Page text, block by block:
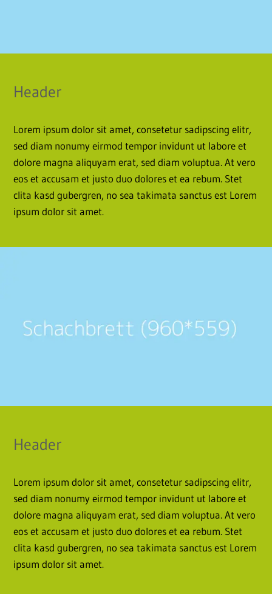
Header
Lorem ipsum dolor sit amet, consetetur sadipscing elitr,
sed diam nonumy eirmod tempor invidunt ut labore et
dolore magna aliquyam erat, sed diam voluptua. At vero
eos et accusam et justo duo dolores et ea rebum. Stet
clita kasd gubergren, no sea takimata sanctus est Lorem
ipsum dolor sit amet.
Header
Lorem ipsum dolor sit amet, consetetur sadipscing elitr,
sed diam nonumy eirmod tempor invidunt ut labore et
dolore magna aliquyam erat, sed diam voluptua. At vero
eos et accusam et justo duo dolores et ea rebum. Stet
clita kasd gubergren, no sea takimata sanctus est Lorem
ipsum dolor sit amet.